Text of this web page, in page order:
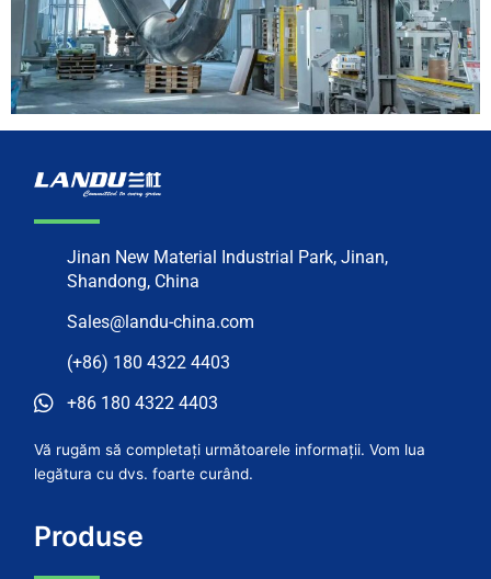
Jinan New Material Industrial Park, Jinan,
Shandong, China
Sales@landu-china.com
(+86) 180 4322 4403
+86 180 4322 4403
Vă rugăm să completați următoarele informații. Vom lua
legătura cu dvs. foarte curând.
Produse